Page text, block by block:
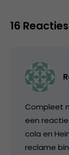
16 Reacties
Compleet
een
cola en
reclame